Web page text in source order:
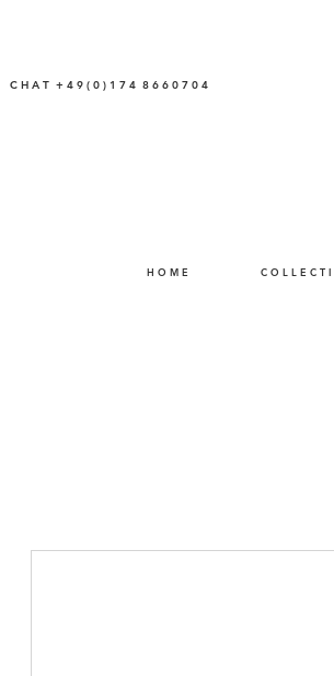
C H A T + 4 9 ( 0 ) 1 7 4 8 6 6 0 7 0 4
H O M E C O L L E C T